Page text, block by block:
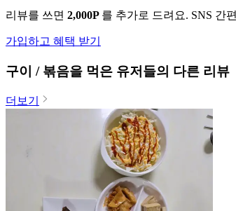
리뷰를 쓰면 2,000P 를 추가로 드려요. SNS 간
가입하고 혜택 받기
구이 / 볶음을 먹은 유저들의 다른 리뷰
더보기